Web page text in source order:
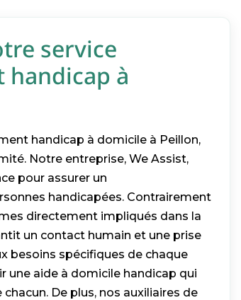
service
handicap à
handicap à domicile à Peillon,
Notre entreprise, We Assist,
pour assurer un
handicapées. Contrairement
directement impliqués dans la
un contact humain et une prise
besoins spécifiques de chaque
une aide à domicile handicap qui
De plus, nos auxiliaires de